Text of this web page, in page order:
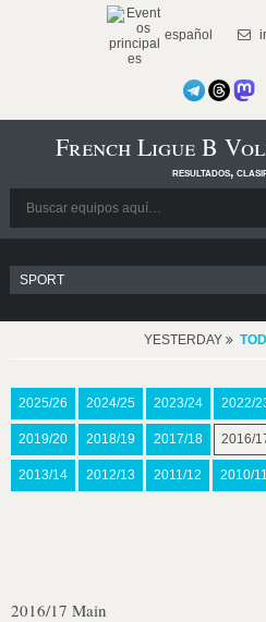
español
French Ligue B
resultados,
YESTERDAY
2025/26 2024/25 2023/24 2022/
2019/20 2018/19 2017/18 2016/
2013/14 2012/13 2011/12 2010/11
2016/17 Main